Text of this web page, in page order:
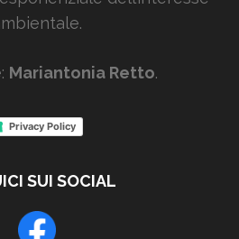
Mariantonia Retto.
Privacy Policy
SUI SOCIAL